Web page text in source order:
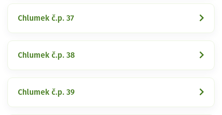
Chlumek č.p. 37
Chlumek č.p. 38
Chlumek č.p. 39